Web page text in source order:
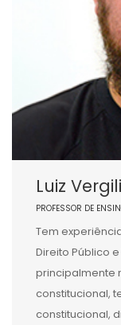
Luiz
PROFESSOR DE
Tem
Direito Público
principalmente
constitucional,
constitucional,